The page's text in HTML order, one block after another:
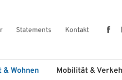
Statements Kontakt
& Wohnen Mobilität &